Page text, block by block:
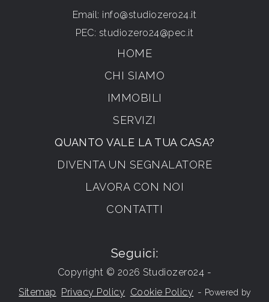
Email: info@studiozero24.it
PEC: studiozero24@pec.it
HOME
CHI SIAMO
IMMOBILI
SERVIZI
QUANTO VALE LA TUA CASA?
DIVENTA UN SEGNALATORE
LAVORA CON NOI
CONTATTI
Seguici:
Copyright © 2026 Studiozero24 -
Sitemap Privacy Policy Cookie Policy - Powered by